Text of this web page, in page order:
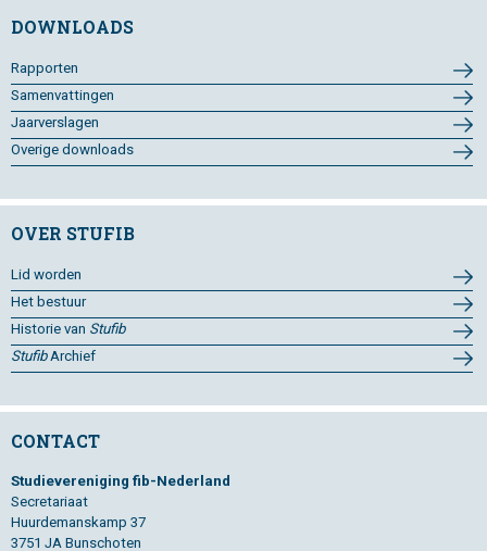
DOWNLOADS
Rapporten
Samenvattingen
Jaarverslagen
Overige downloads
OVER STUFIB
Lid worden
Het bestuur
Historie van Stufib
StufibArchief
CONTACT
Studievereniging fib-Nederland
Secretariaat
Huurdemanskamp 37
3751 JA Bunschoten